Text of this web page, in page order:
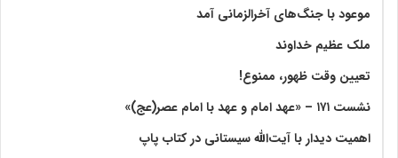
موعود با جنگ‌های آخرالزمانی آمد
ملک عظیم خداوند
تعیین وقت ظهور، ممنوع!
نشست ۱۷۱ – «عهد امام و عهد با امام عصر(عج)»
اهمیت دیدار با آیت‌الله سیستانی در کتاب پاپ